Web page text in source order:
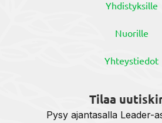
Yhdistyksille
Nuorille
Yhteystiedot
Tilaa
Pysy ajantasalla Leader-